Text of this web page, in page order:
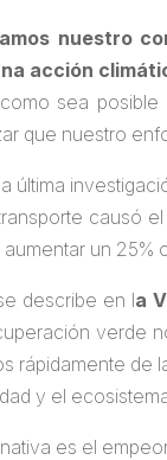
nuestro
acción
sea posible
que nuestro
última
causó
aumentar un 25%
describe en la
verde
rápidamente de
y el
es el